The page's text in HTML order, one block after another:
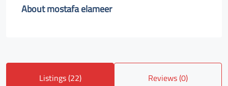
About mostafa elameer
Listings (22) Reviews (0)